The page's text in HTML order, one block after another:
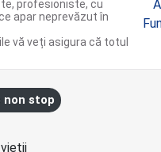
profesioniste, cu
apar neprevăzut în
vă veți asigura că totul
non stop